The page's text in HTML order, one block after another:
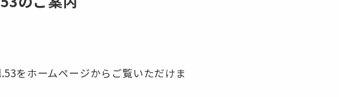
をホームページからご覧いただけま